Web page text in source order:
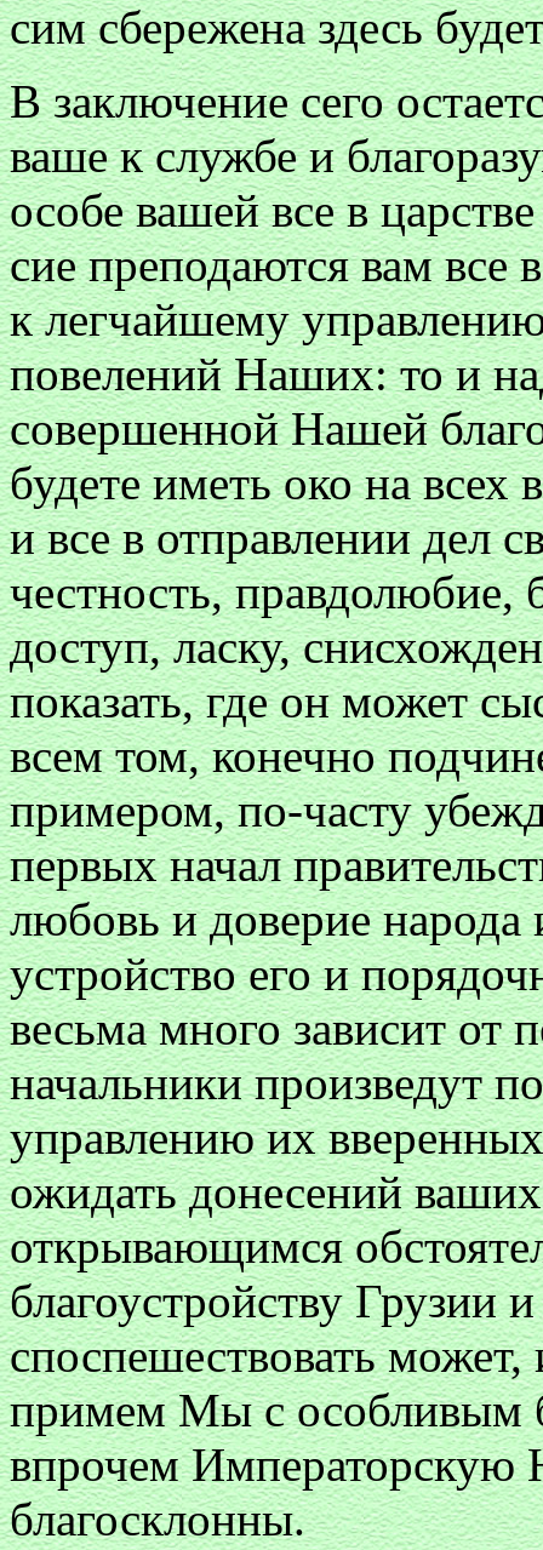
сим сбережена здесь
В заключение сего
ваше к службе и
особе вашей все в
сие преподаются вам все
к легчайшему
повелений Наших: то и
совершенной Нашей
будете иметь око на
и все в отправлении дел
честность, правдолюбие,
доступ, ласку,
показать, где он может
всем том, конечно
примером, по-часту
первых начал
любовь и доверие народа
устройство его и
весьма много зависит от
начальники произведут
управлению их
ожидать донесений
открывающимся
благоустройству Грузии
споспешествовать
примем Мы с особливым
впрочем Императорскую
благосклонны.